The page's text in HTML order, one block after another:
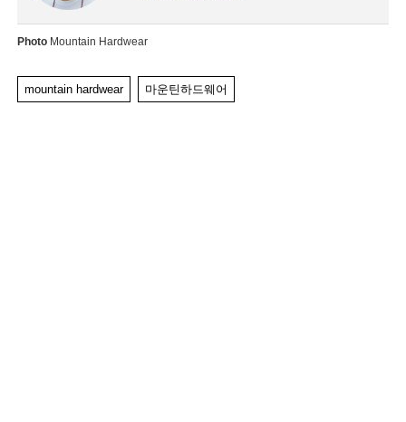
PhotoMountain Hardwear
mountain hardwear 마운틴하드웨어